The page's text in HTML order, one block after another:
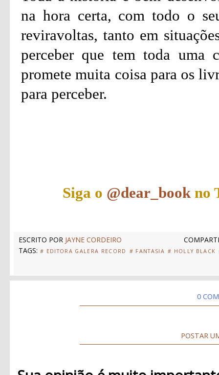
na hora certa, com todo o
reviravoltas, tanto em
perceber que tem toda uma
promete muita coisa para os
para perceber.
Siga o @dear_book no
ESCRITO POR JAYNE CORDEIRO
TAGS: # EDITORA GALERA RECORD # FANTASIA # HOLLY BLACK
0
POSTAR